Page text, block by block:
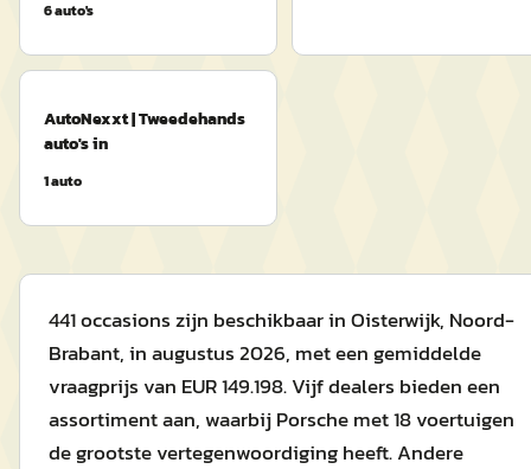
6auto's
AutoNexxt | Tweedehands
auto's in
1auto
441 occasions zijn beschikbaar in Oisterwijk, Noord-
Brabant, in augustus 2026, met een gemiddelde
vraagprijs van EUR 149.198. Vijf dealers bieden een
assortiment aan, waarbij Porsche met 18 voertuigen
de grootste vertegenwoordiging heeft. Andere